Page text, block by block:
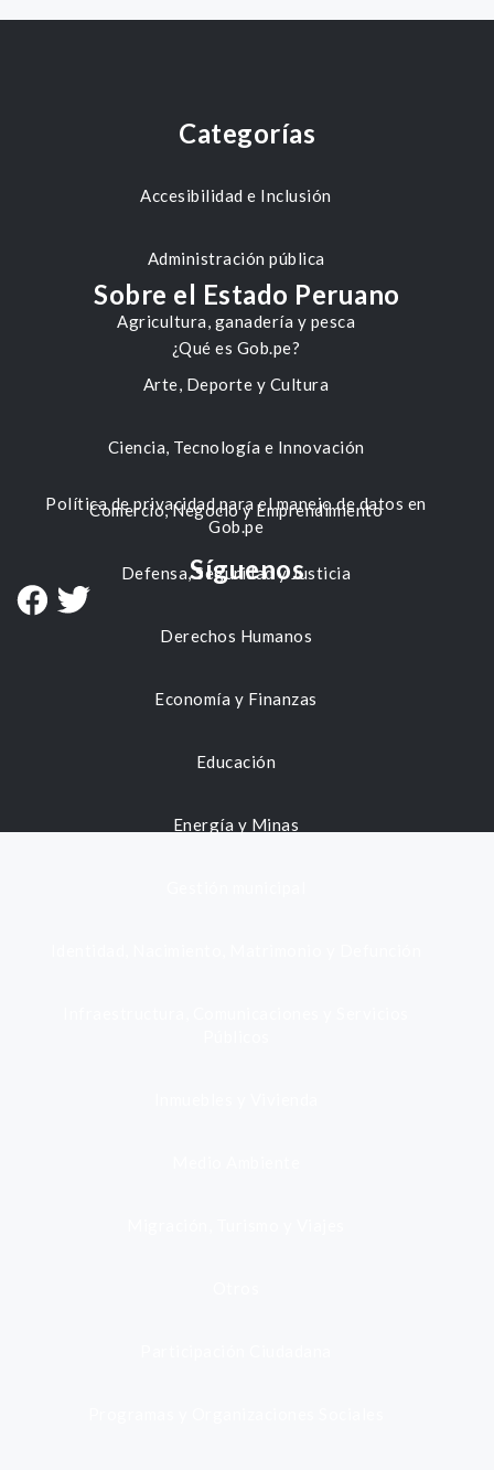
Categorías
Accesibilidad e Inclusión
Administración pública
Agricultura, ganadería y pesca
Arte, Deporte y Cultura
Ciencia, Tecnología e Innovación
Comercio, Negocio y Emprendimiento
Defensa, Seguridad y Justicia
Derechos Humanos
Economía y Finanzas
Educación
Energía y Minas
Sobre el Estado Peruano
¿Qué es Gob.pe?
Política de privacidad para el manejo de datos en
Gob.pe
Síguenos